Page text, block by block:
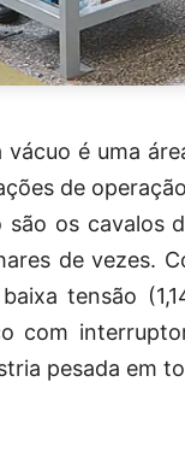
é uma
de
os cavalos
de vezes.
tensão
com
pesada em